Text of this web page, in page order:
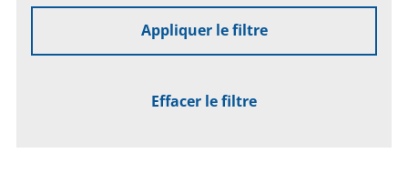
Appliquer le filtre
Effacer le filtre